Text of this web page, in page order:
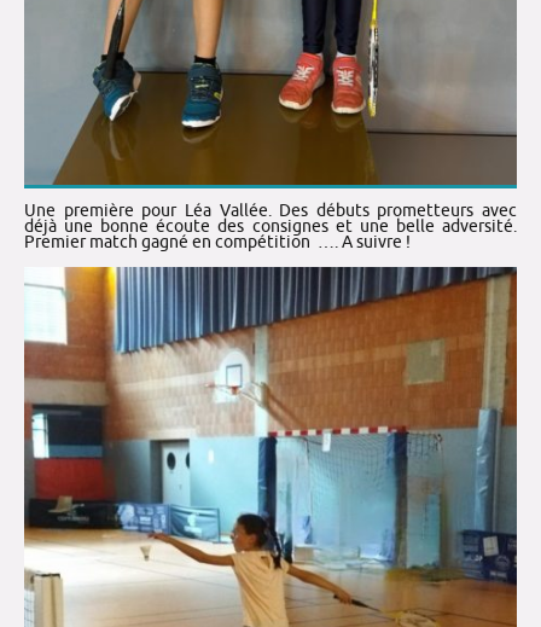
Une première pour Léa Vallée. Des débuts prometteurs avec
déjà une bonne écoute des consignes et une belle adversité.
Premier match gagné en compétition …. A suivre !